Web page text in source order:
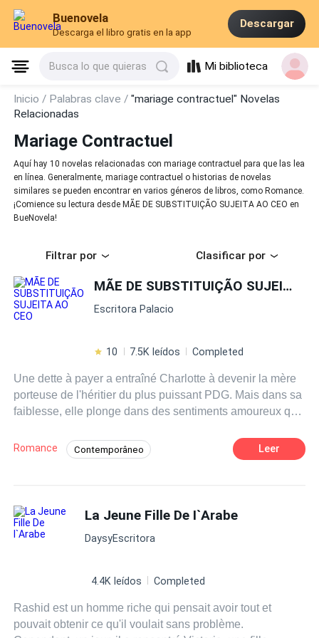
Buenovela
Descarga el libro gratis en la app
Descargar
Busca lo que quieras Mi biblioteca
Inicio / Palabras clave /"mariage contractuel" Novelas
Relacionadas
Mariage Contractuel
Aquí hay 10 novelas relacionadas con mariage contractuel para que las lea
en línea. Generalmente, mariage contractuel o historias de novelas
similares se pueden encontrar en varios géneros de libros, como Romance.
¡Comience su lectura desde MÃE DE SUBSTITUIÇÃO SUJEITA AO CEO en
BueNovela!
Filtrar por Clasificar por
MÃE DE SUBSTITUIÇÃO SUJEITA AO CEO
Escritora Palacio
10 7.5K leídos Completed
Une dette à payer a entraîné Charlotte à devenir la mère
porteuse de l'héritier du plus puissant PDG. Mais dans sa
faiblesse, elle plonge dans des sentiments amoureux qu'il
se débarrasser du mariage forcé que son père veut lui
l'erreur de tomber follement amoureuse de lui, car ce
sentiment lui a apporté beaucoup de tourments et de
douleurs avec le bébé au milieu.
Romance Contemporâneo
CEO Diferença de Idade Gravidez
Leer
La Jeune Fille De I`Arabe
DaysyEscritora
4.4K leídos Completed
Rashid est un homme riche qui pensait avoir tout et
pouvait obtenir ce qu'il voulait sans problème.